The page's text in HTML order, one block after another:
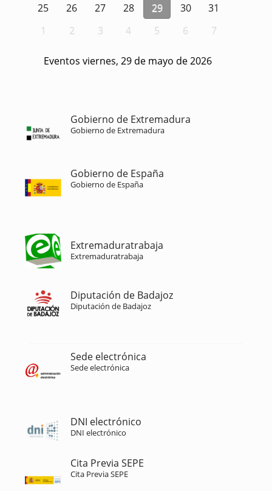
25
26 27 28 29 30
31
1
2 3 4 5 6 7
Eventos viernes, 29 de mayo de 2026
Gobierno de Extremadura
Gobierno de Extremadura
Gobierno de España
Gobierno de España
Extremaduratrabaja
Extremaduratrabaja
Diputación de Badajoz
Diputación de Badajoz
Sede electrónica
Sede electrónica
DNI electrónico
DNI electrónico
Cita Previa SEPE
Cita Previa SEPE